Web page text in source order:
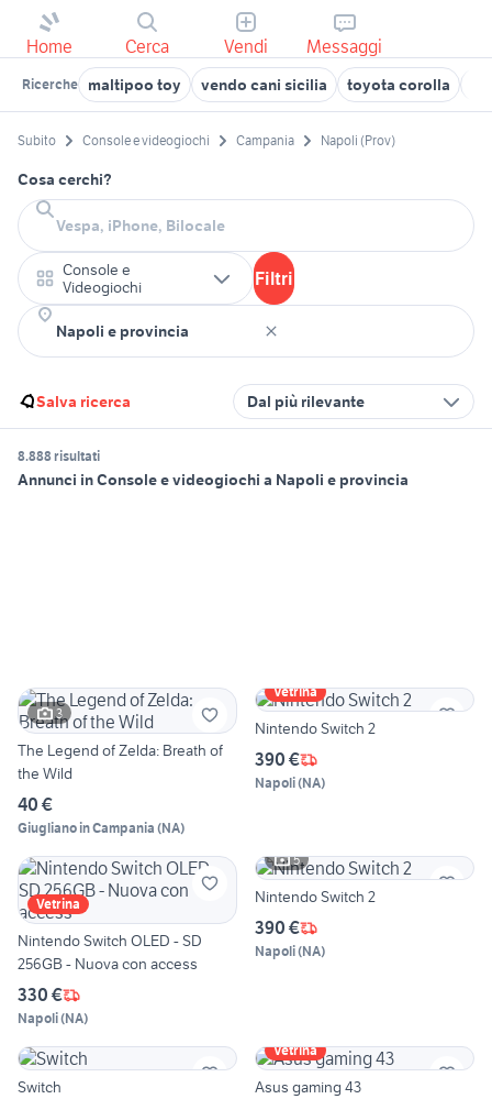
Home Cerca Vendi Messaggi
Ricerche maltipoo toy vendo cani sicilia toyota corolla
Subito Console e videogiochi Campania Napoli (Prov)
Cosa cerchi?
Console e
Videogiochi
Filtri
Salva ricerca Dal più rilevante
8.888 risultati
Annunci in Console e videogiochi a Napoli e provincia
3
The Legend of Zelda: Breath of
the Wild
40 €
Giugliano in Campania (NA)
Vetrina
Nintendo Switch 2
390 €
Napoli(NA)
Vetrina
Nintendo Switch OLED - SD
256GB - Nuova con access
330 €
Napoli(NA)
5
Nintendo Switch 2
390 €
Napoli(NA)
Switch
Vetrina
Asus gaming 43